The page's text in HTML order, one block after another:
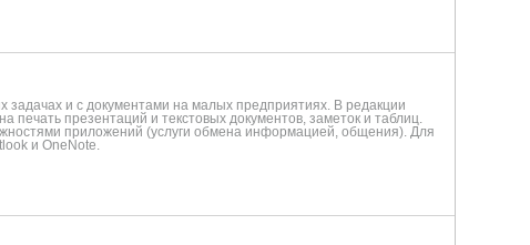
и с документами на малых предприятиях. В редакции
презентаций и текстовых документов, заметок и таблиц.
приложений (услуги обмена информацией, общения). Для
и OneNote.